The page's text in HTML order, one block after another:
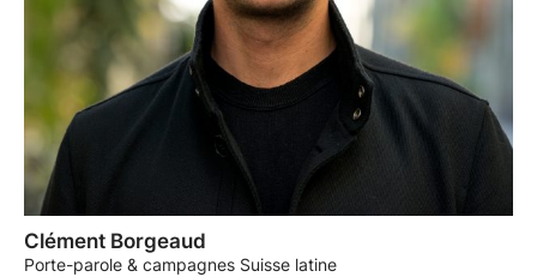
Clément Borgeaud
Porte-parole & campagnes Suisse latine